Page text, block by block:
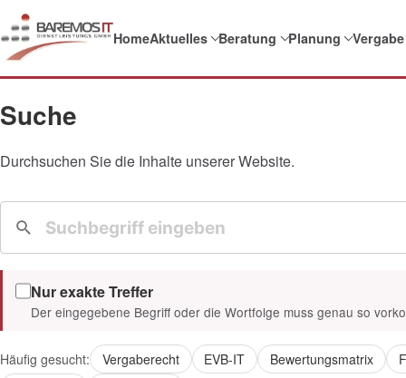
HomeAktuelles Beratung Planung Vergabe
Suche
Durchsuchen Sie die Inhalte unserer Website.
Nur exakte Treffer
Der eingegebene Begriff oder die Wortfolge muss genau so
Häufig gesucht: Vergaberecht EVB-IT Bewertungsmatrix